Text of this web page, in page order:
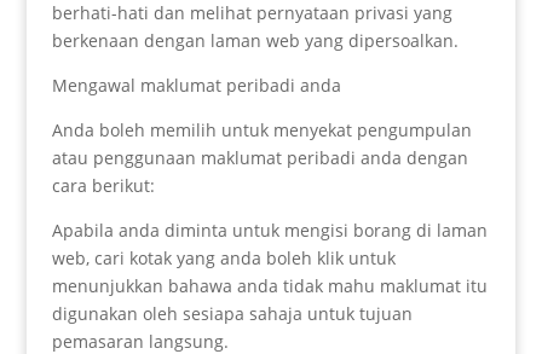
berhati-hati dan melihat pernyataan privasi yang
berkenaan dengan laman web yang dipersoalkan.
Mengawal maklumat peribadi anda
Anda boleh memilih untuk menyekat pengumpulan
atau penggunaan maklumat peribadi anda dengan
cara berikut:
Apabila anda diminta untuk mengisi borang di laman
web, cari kotak yang anda boleh klik untuk
menunjukkan bahawa anda tidak mahu maklumat itu
digunakan oleh sesiapa sahaja untuk tujuan
pemasaran langsung.